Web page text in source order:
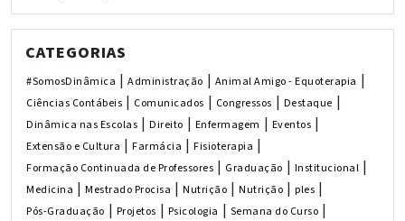
CATEGORIAS
#SomosDinâmica | Administração | Animal Amigo - Equoterapia |
Ciências Contábeis | Comunicados | Congressos | Destaque |
Dinâmica nas Escolas | Direito | Enfermagem | Eventos |
Extensão e Cultura | Farmácia | Fisioterapia |
Formação Continuada de Professores | Graduação | Institucional |
Medicina | Mestrado Procisa | Nutrição | Nutrição | ples |
Pós-Graduação | Projetos | Psicologia | Semana do Curso |